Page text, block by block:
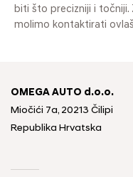
biti što precizniji i
molimo kontaktirati
OMEGA AUTO d.o.o.
Miočići 7a, 20213 Čilipi
Republika Hrvatska